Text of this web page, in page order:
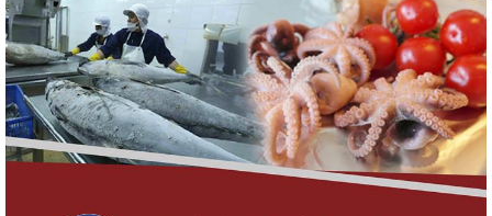
Trung Quốc tăng mạnh nhập khẩu mực,
trong khi nguồn cung...